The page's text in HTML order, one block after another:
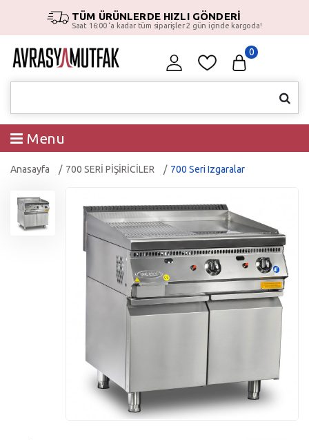
TÜM ÜRÜNLERDE HIZLI GÖNDERİ
Saat 16:00 ‘a kadar tüm siparişler 2 gün içinde kargoda!
0
Menu
Anasayfa 700 SERİ PİŞİRİCİLER 700 Seri Izgaralar